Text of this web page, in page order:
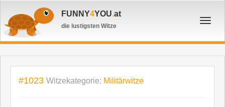
FUNNY4YOU.at
die lustigsten Witze
#1023 Witzekategorie: Militärwitze